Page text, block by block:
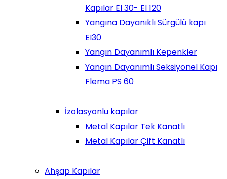
Kapılar EI 30- EI 120
Yangına Dayanıklı Sürgülü kapı
EI30
Yangın Dayanımlı Kepenkler
Yangın Dayanımlı Seksiyonel Kapı
Flema PS 60
İzolasyonlu kapılar
Metal Kapılar Tek Kanatlı
Metal Kapılar Çift Kanatlı
Ahşap Kapılar